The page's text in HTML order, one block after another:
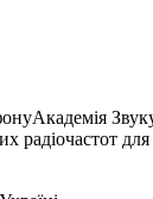
радіочастот